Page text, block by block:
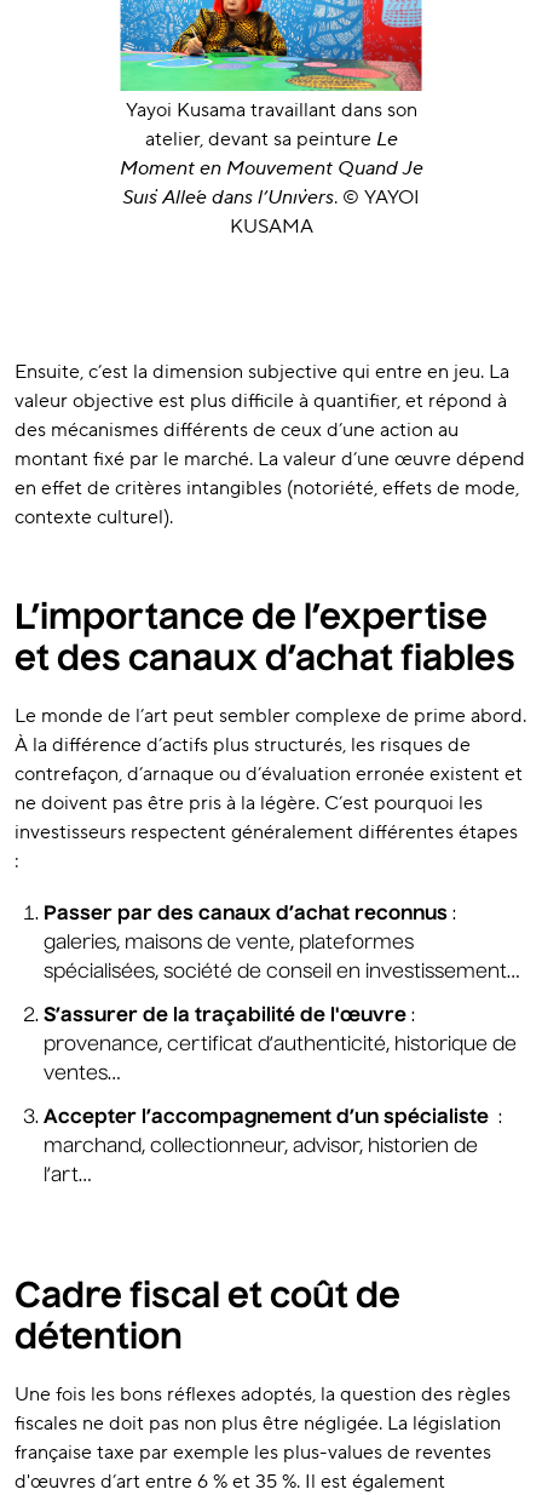
Yayoi Kusama travaillant dans son
atelier, devant sa peinture Le
Moment en Mouvement Quand Je
Suis Allée dans l’Univers. © YAYOI
KUSAMA
Ensuite, c’est la dimension subjective qui entre en jeu. La
valeur objective est plus difficile à quantifier, et répond à
des mécanismes différents de ceux d’une action au
montant fixé par le marché. La valeur d’une œuvre dépend
en effet de critères intangibles (notoriété, effets de mode,
contexte culturel).
L’importance de l’expertise
et des canaux d’achat fiables
Le monde de l’art peut sembler complexe de prime abord.
À la différence d’actifs plus structurés, les risques de
contrefaçon, d’arnaque ou d’évaluation erronée existent et
ne doivent pas être pris à la légère. C’est pourquoi les
investisseurs respectent généralement différentes étapes
:
Passer par des canaux d’achat reconnus :
galeries, maisons de vente, plateformes
spécialisées, société de conseil en investissement…
S’assurer de la traçabilité de l'œuvre :
provenance, certificat d’authenticité, historique de
ventes…
Accepter l’accompagnement d’un spécialiste :
marchand, collectionneur, advisor, historien de
l’art…
Cadre fiscal et coût de
détention
Une fois les bons réflexes adoptés, la question des règles
fiscales ne doit pas non plus être négligée. La législation
française taxe par exemple les plus-values de reventes
d'œuvres d’art entre 6 % et 35 %. Il est également